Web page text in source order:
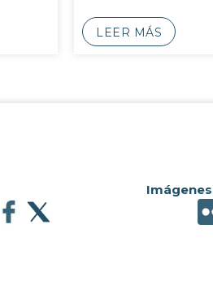
LEER MÁS